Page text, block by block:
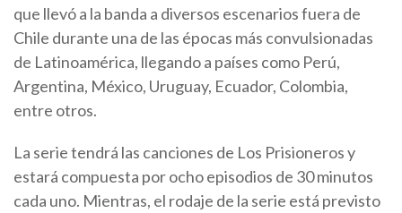
que llevó a la banda a diversos escenarios fuera de
Chile durante una de las épocas más convulsionadas
de Latinoamérica, llegando a países como Perú,
Argentina, México, Uruguay, Ecuador, Colombia,
entre otros.
La serie tendrá las canciones de Los Prisioneros y
estará compuesta por ocho episodios de 30 minutos
cada uno. Mientras, el rodaje de la serie está previsto